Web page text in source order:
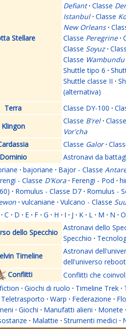
Stellare
Defiant · Classe
Istanbul · Classe
New Orleans ·
Classe Peregrine ·
Classe Soyuz ·
Classe Wambundu
Shuttle tipo 6 ·
Shuttle classe II ·
(alternativa)
Terra
Classe DY-100 ·
Klingon
Classe B'rel · Classe
Vor'cha
Classe Galor ·
Dominio
Astronavi da
· bajoriane · Bajor - Classe
- Classe D'Kora · Ferengi - Pod ·
· Romulus - Classe D7 · Romulus -
· vulcaniane · Vulcano - Classe
· C · D · E · F · G · H · I · J · K · L · M · N · O
dello Specchio
Astronavi dello
Specchio ·
Timeline
Astronavi
dell'universo reboot
Conflitti
Conflitti che
· Giochi di ruolo · Timeline Trek ·
Teletrasporto · Warp · Federazione ·
· Giochi · Manufatti alieni · Monete ·
· Malattie · Strumenti medici ·